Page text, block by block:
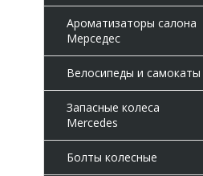
Ароматизаторы салона
Мерседес
Велосипеды и самокаты
Запасные колеса
Mercedes
Болты колесные